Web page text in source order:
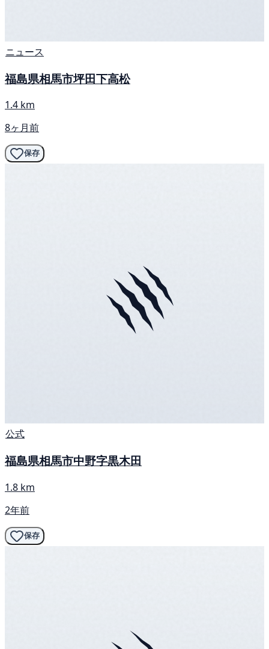
ニュース
福島県相馬市坪田下高松
1.4 km
8ヶ月前
保存
公式
福島県相馬市中野字黒木田
1.8 km
2年前
保存